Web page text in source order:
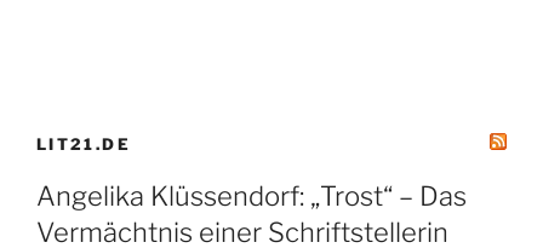
LIT21.DE
Angelika Klüssendorf: „Trost“ – Das
Vermächtnis einer Schriftstellerin